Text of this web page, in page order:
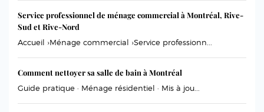
Service professionnel de ménage commercial à Montréal, Rive-
Sud et Rive-Nord
Accueil ›Ménage commercial ›Service professionn...
Comment nettoyer sa salle de bain à Montréal
Guide pratique · Ménage résidentiel · Mis à jou...